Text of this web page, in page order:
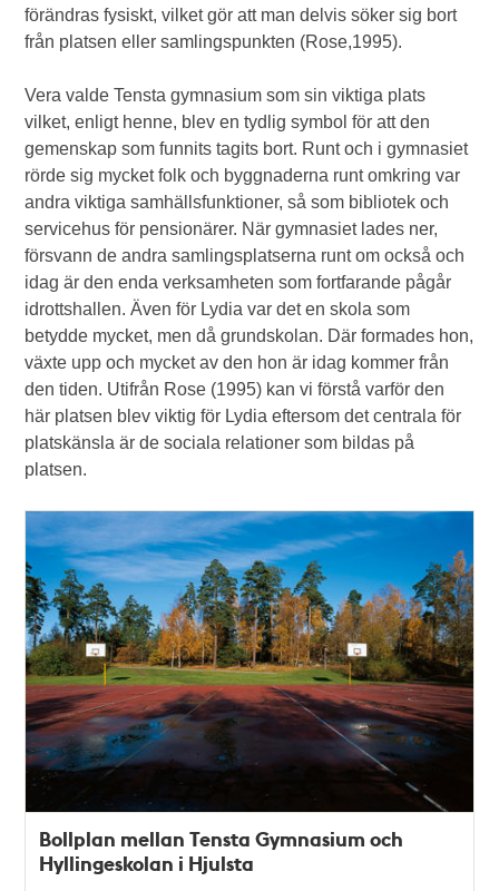
förändras fysiskt, vilket gör att man delvis söker sig bort
från platsen eller samlingspunkten (Rose,1995).
Vera valde Tensta gymnasium som sin viktiga plats
vilket, enligt henne, blev en tydlig symbol för att den
gemenskap som funnits tagits bort. Runt och i gymnasiet
rörde sig mycket folk och byggnaderna runt omkring var
andra viktiga samhällsfunktioner, så som bibliotek och
servicehus för pensionärer. När gymnasiet lades ner,
försvann de andra samlingsplatserna runt om också och
idag är den enda verksamheten som fortfarande pågår
idrottshallen. Även för Lydia var det en skola som
betydde mycket, men då grundskolan. Där formades hon,
växte upp och mycket av den hon är idag kommer från
den tiden. Utifrån Rose (1995) kan vi förstå varför den
här platsen blev viktig för Lydia eftersom det centrala för
platskänsla är de sociala relationer som bildas på
platsen.
Bollplan mellan Tensta Gymnasium och
Hyllingeskolan i Hjulsta